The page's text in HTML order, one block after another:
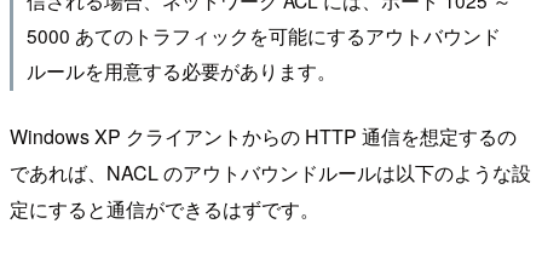
5000 あてのトラフィックを可能にするアウトバウンド
ルールを用意する必要があります。
Windows XP クライアントからの HTTP 通信を想定するの
であれば、NACL のアウトバウンドルールは以下のような設
定にすると通信ができるはずです。